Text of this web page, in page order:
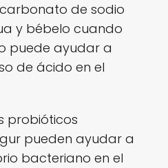
de sodio
y bébelo cuando
puede ayudar a
de ácido en el
probióticos
pueden ayudar a
bacteriano en el